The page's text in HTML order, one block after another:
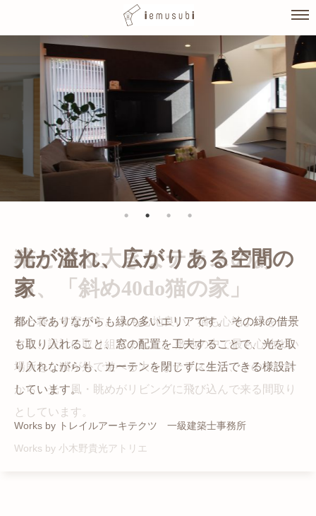
content
猫と暮らす家です。 人も心地良い、猫も心地よいをテー
マに、設計に取り組みました。 敷地の中で最も心地よい
場所を、猫が外で遊べる大きなテラスとし、そのテラス
から、光・風・眺めがリビングに飛び込んで来る間取り
としています。
Works by 小木野貴光アトリエ
光が溢れ、広がりある空間の
家
都心でありながらも緑の多いエリアです。 その緑の借景
も取り入れること、窓の配置を工夫することで、光を取
り入れながらも、カーテンを閉じずに生活できる様設計
しています。
Works by トレイルアーキテクツ 一級建築士事務所
自然の中の岩山を切り開いて造った、ワイルドなゲスト
ハウスをイメージした空間が広がる都市型住宅です。
かつての機織り工場が、その趣を残しつつ孫世帯の住居
へと蘇りました。